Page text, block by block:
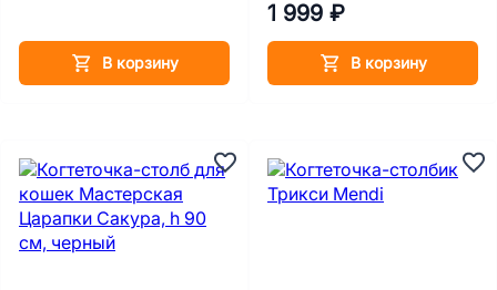
В корзину
1 999 ₽
В корзину